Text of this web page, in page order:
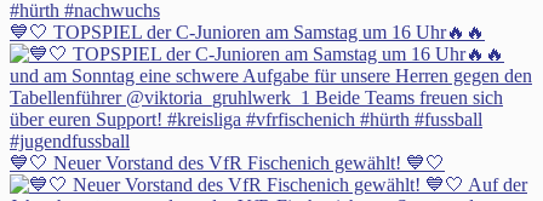
💙🤍 TOPSPIEL der C-Junioren am Samstag um 16 Uhr🔥🔥
💙🤍 Neuer Vorstand des VfR Fischenich gewählt! 💙🤍